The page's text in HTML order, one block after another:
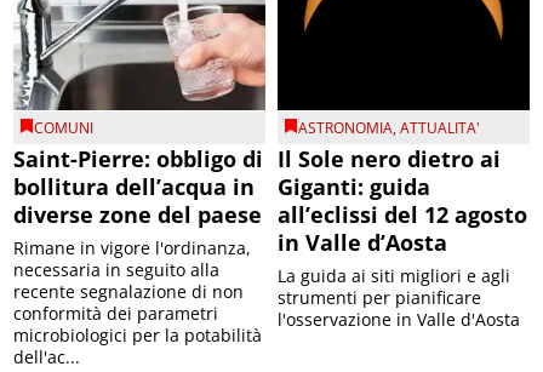
COMUNI
Saint-Pierre: obbligo di
bollitura dell’acqua in
diverse zone del paese
Rimane in vigore l'ordinanza,
necessaria in seguito alla
recente segnalazione di non
conformità dei parametri
microbiologici per la potabilità
dell'ac...
ASTRONOMIA,ATTUALITA'
Il Sole nero dietro ai
Giganti: guida
all’eclissi del 12 agosto
in Valle d’Aosta
La guida ai siti migliori e agli
strumenti per pianificare
l'osservazione in Valle d'Aosta